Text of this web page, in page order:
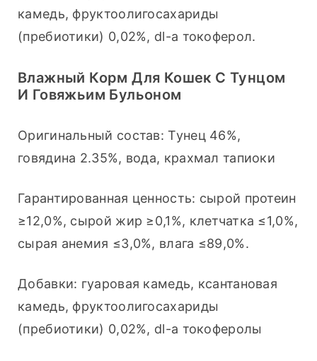
камедь, фруктоолигосахариды
(пребиотики) 0,02%, dl-a токоферол.
Влажный Корм Для Кошек С Тунцом
И Говяжьим Бульоном
Оригинальный состав: Тунец 46%,
говядина 2.35%, вода, крахмал тапиоки
Гарантированная ценность: сырой протеин
≥12,0%, сырой жир ≥0,1%, клетчатка ≤1,0%,
сырая анемия ≤3,0%, влага ≤89,0%.
Добавки: гуаровая камедь, ксантановая
камедь, фруктоолигосахариды
(пребиотики) 0,02%, dl-a токоферолы